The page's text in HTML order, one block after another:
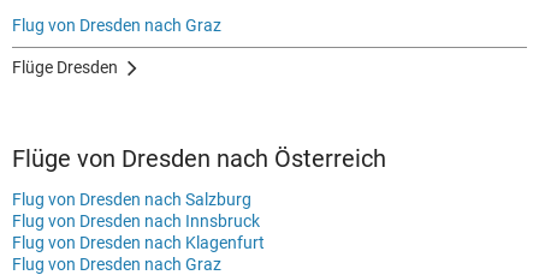
Flug von Dresden nach Graz
Flüge Dresden
Flüge von Dresden nach Österreich
Flug von Dresden nach Salzburg
Flug von Dresden nach Innsbruck
Flug von Dresden nach Klagenfurt
Flug von Dresden nach Graz